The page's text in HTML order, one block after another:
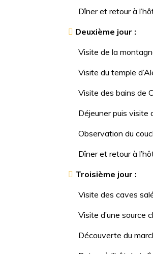
Dîner et retour à
Deuxième jour :
Visite de la
Visite du temple
Visite des bains de
Déjeuner puis visite
Observation du
Dîner et retour à
Troisième jour :
Visite des caves
Visite d’une source
Découverte du